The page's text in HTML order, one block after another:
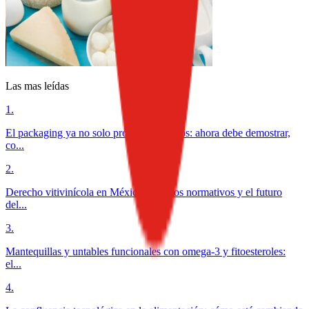
Las mas leídas
1 .
El packaging ya no solo protege alimentos: ahora debe demostrar,
co...
2.
Derecho vitivinícola en México: desafíos normativos y el futuro
del...
3.
Mantequillas y untables funcionales con omega-3 y fitoesteroles:
el...
4.